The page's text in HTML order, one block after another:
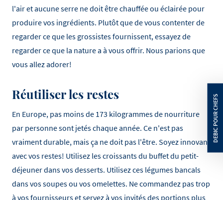
l'air et aucune serre ne doit être chauffée ou éclairée pour
produire vos ingrédients. Plutôt que de vous contenter de
regarder ce que les grossistes fournissent, essayez de
regarder ce que la nature a à vous offrir. Nous parions que
vous allez adorer!
Réutiliser les restes
En Europe, pas moins de 173 kilogrammes de nourriture
par personne sont jetés chaque année. Ce n'est pas
vraiment durable, mais ça ne doit pas l'être. Soyez innovant
avec vos restes! Utilisez les croissants du buffet du petit-
déjeuner dans vos desserts. Utilisez ces légumes bancals
dans vos soupes ou vos omelettes. Ne commandez pas trop
à vos fournisseurs et servez à vos invités des portions plus